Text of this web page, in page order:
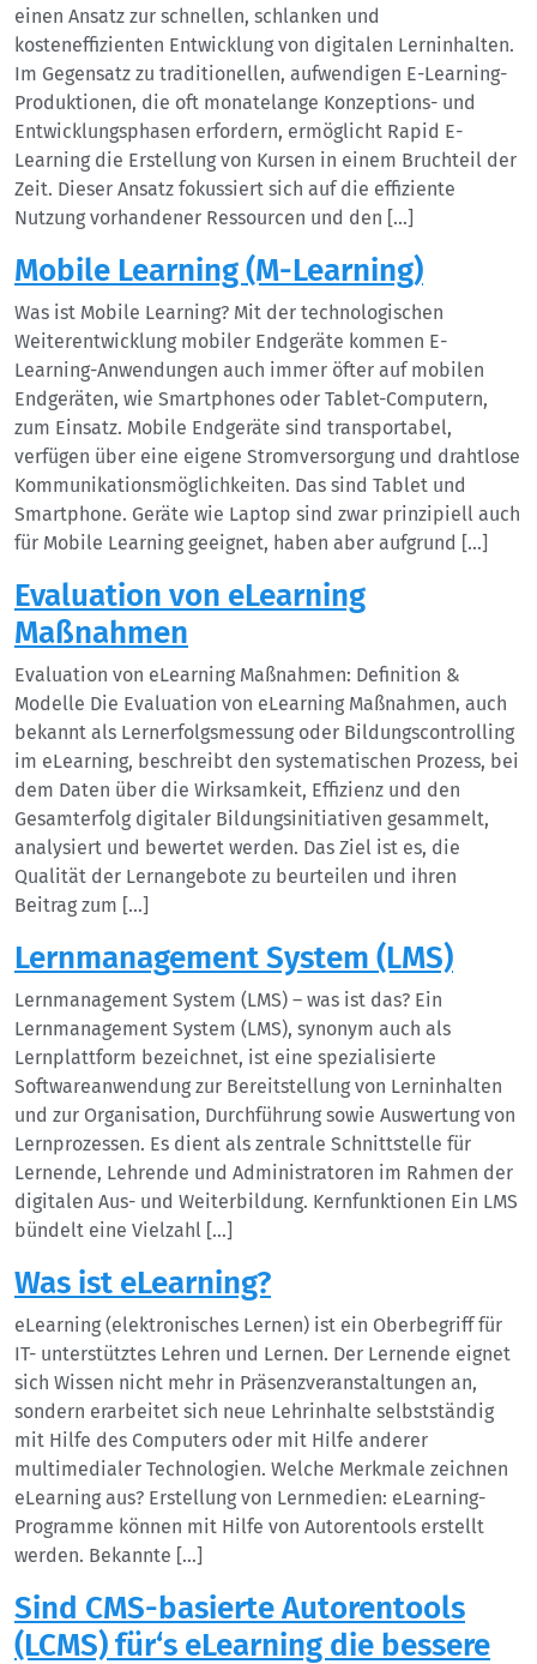
einen Ansatz zur schnellen, schlanken und
kosteneffizienten Entwicklung von digitalen Lerninhalten.
Im Gegensatz zu traditionellen, aufwendigen E-Learning-
Produktionen, die oft monatelange Konzeptions- und
Entwicklungsphasen erfordern, ermöglicht Rapid E-
Learning die Erstellung von Kursen in einem Bruchteil der
Zeit. Dieser Ansatz fokussiert sich auf die effiziente
Nutzung vorhandener Ressourcen und den […]
Mobile Learning (M-Learning)
Was ist Mobile Learning? Mit der technologischen
Weiterentwicklung mobiler Endgeräte kommen E-
Learning-Anwendungen auch immer öfter auf mobilen
Endgeräten, wie Smartphones oder Tablet-Computern,
zum Einsatz. Mobile Endgeräte sind transportabel,
verfügen über eine eigene Stromversorgung und drahtlose
Kommunikationsmöglichkeiten. Das sind Tablet und
Smartphone. Geräte wie Laptop sind zwar prinzipiell auch
für Mobile Learning geeignet, haben aber aufgrund […]
Evaluation von eLearning
Maßnahmen
Evaluation von eLearning Maßnahmen: Definition &
Modelle Die Evaluation von eLearning Maßnahmen, auch
bekannt als Lernerfolgsmessung oder Bildungscontrolling
im eLearning, beschreibt den systematischen Prozess, bei
dem Daten über die Wirksamkeit, Effizienz und den
Gesamterfolg digitaler Bildungsinitiativen gesammelt,
analysiert und bewertet werden. Das Ziel ist es, die
Qualität der Lernangebote zu beurteilen und ihren
Beitrag zum […]
Lernmanagement System (LMS)
Lernmanagement System (LMS) – was ist das? Ein
Lernmanagement System (LMS), synonym auch als
Lernplattform bezeichnet, ist eine spezialisierte
Softwareanwendung zur Bereitstellung von Lerninhalten
und zur Organisation, Durchführung sowie Auswertung von
Lernprozessen. Es dient als zentrale Schnittstelle für
Lernende, Lehrende und Administratoren im Rahmen der
digitalen Aus- und Weiterbildung. Kernfunktionen Ein LMS
bündelt eine Vielzahl […]
Was ist eLearning?
eLearning (elektronisches Lernen) ist ein Oberbegriff für
IT- unterstütztes Lehren und Lernen. Der Lernende eignet
sich Wissen nicht mehr in Präsenzveranstaltungen an,
sondern erarbeitet sich neue Lehrinhalte selbstständig
mit Hilfe des Computers oder mit Hilfe anderer
multimedialer Technologien. Welche Merkmale zeichnen
eLearning aus? Erstellung von Lernmedien: eLearning-
Programme können mit Hilfe von Autorentools erstellt
werden. Bekannte […]
Sind CMS-basierte Autorentools
(LCMS) für‘s eLearning die bessere